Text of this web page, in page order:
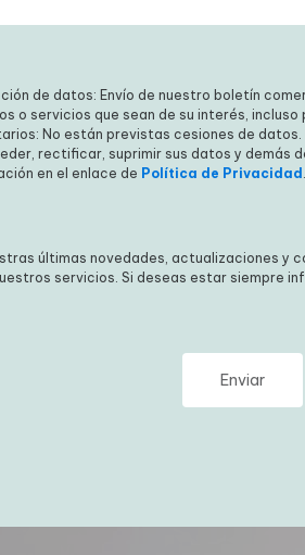
de datos: Envío de nuestro boletín
o servicios que sean de su interés, incluso
Destinatarios: No están previstas
momento, así como acceder, rectificar,
Adicional: Puede ampliar la
últimas novedades, actualizaciones y
servicios. Si deseas estar siempre